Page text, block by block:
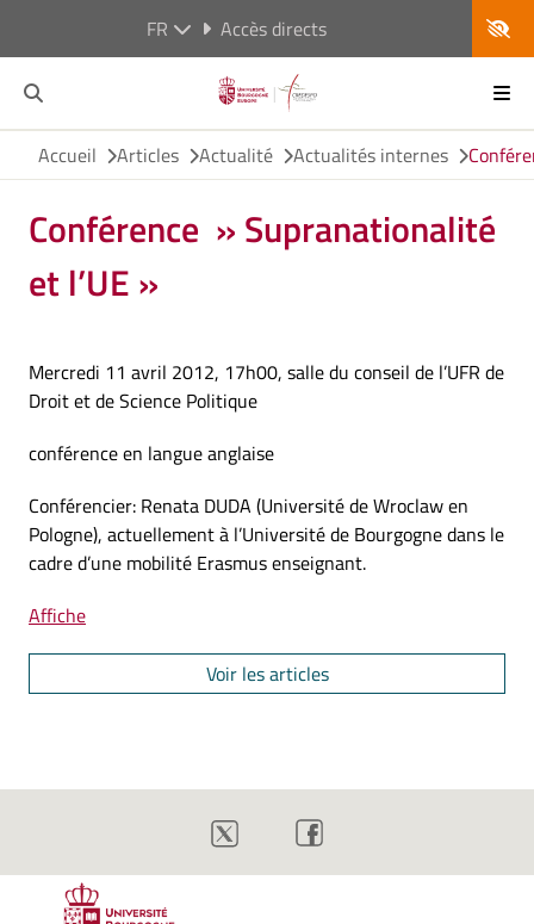
FR Accès directs
Accueil Articles Actualité Actualités internes
Conférence » Supranationalité
et l’UE »
Mercredi 11 avril 2012, 17h00, salle du conseil de l’UFR de
Droit et de Science Politique
conférence en langue anglaise
Conférencier: Renata DUDA (Université de Wroclaw en
Pologne), actuellement à l’Université de Bourgogne dans le
cadre d’une mobilité Erasmus enseignant.
Affiche
Voir les articles